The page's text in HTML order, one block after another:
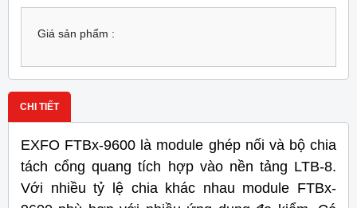
Giá sản phẩm :
CHI TIẾT
EXFO FTBx-9600 là module ghép nối và bộ chia
tách cổng quang tích hợp vào nền tảng LTB-8.
Với nhiều tỷ lệ chia khác nhau module FTBx-